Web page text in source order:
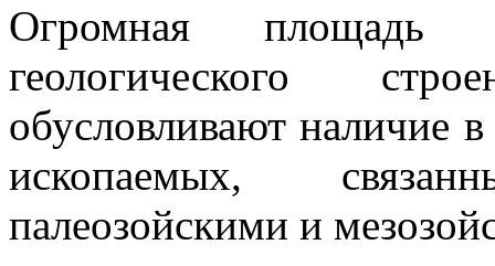
Огромная площадь
геологического
обусловливают наличие
ископаемых,
палеозойскими и